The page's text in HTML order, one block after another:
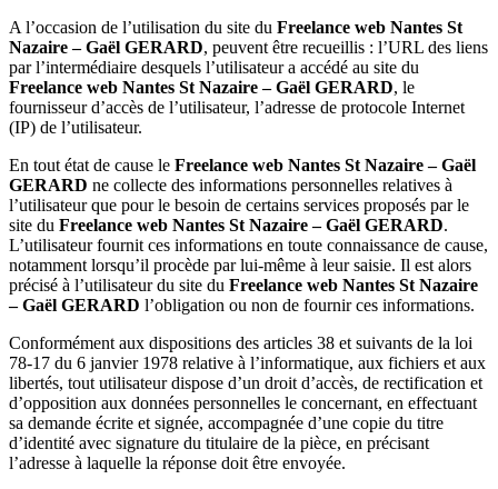
A l’occasion de l’utilisation du site du Freelance web Nantes St
Nazaire – Gaël GERARD, peuvent être recueillis : l’URL des liens
par l’intermédiaire desquels l’utilisateur a accédé au site du
Freelance web Nantes St Nazaire – Gaël GERARD, le
fournisseur d’accès de l’utilisateur, l’adresse de protocole Internet
(IP) de l’utilisateur.
En tout état de cause le Freelance web Nantes St Nazaire – Gaël
GERARD ne collecte des informations personnelles relatives à
l’utilisateur que pour le besoin de certains services proposés par le
site du Freelance web Nantes St Nazaire – Gaël GERARD.
L’utilisateur fournit ces informations en toute connaissance de cause,
notamment lorsqu’il procède par lui-même à leur saisie. Il est alors
précisé à l’utilisateur du site du Freelance web Nantes St Nazaire
– Gaël GERARD l’obligation ou non de fournir ces informations.
Conformément aux dispositions des articles 38 et suivants de la loi
78-17 du 6 janvier 1978 relative à l’informatique, aux fichiers et aux
libertés, tout utilisateur dispose d’un droit d’accès, de rectification et
d’opposition aux données personnelles le concernant, en effectuant
sa demande écrite et signée, accompagnée d’une copie du titre
d’identité avec signature du titulaire de la pièce, en précisant
l’adresse à laquelle la réponse doit être envoyée.